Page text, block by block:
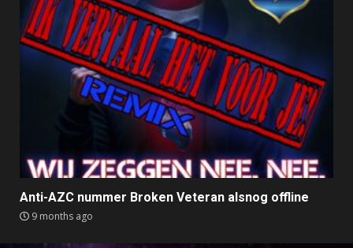
Anti-AZC nummer Broken Veteran alsnog offline
9 months ago